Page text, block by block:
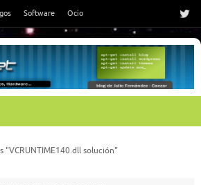
Software Ocio
"VCRUNTIME140.dll solución"